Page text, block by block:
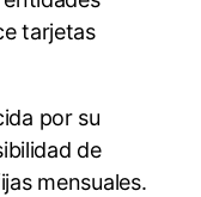
tarjetas
por su
de
mensuales.